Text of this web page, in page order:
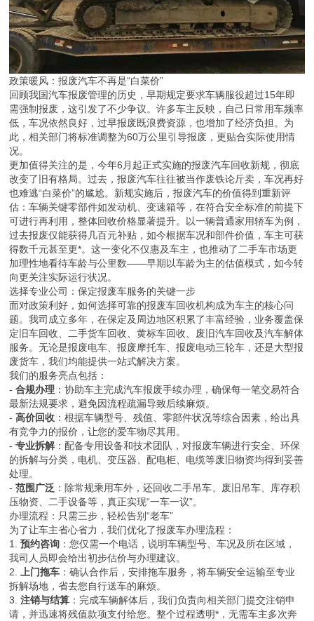
政策暖风：报废汽车不再是“白菜价”
回顾我国汽车报废管理的历史，早期规定要求车辆服役超过15年即
需强制报废，这引发了不少争议。许多车主反映，自己日常用车频率
低，车况依然良好，过早报废既浪费资源，也增加了经济负担。为
此，相关部门将标准调整为60万公里引导报废，更贴合实际使用情
况。
更加值得关注的是，今年6月起正式实施的报废汽车回收新规，彻底
改变了旧有格局。过去，报废汽车往往被当作废铁论斤卖，车况再好
也难逃“白菜价”的尴尬。新规实施后，报废汽车的价值得到重新评
估：车辆关键零部件如发动机、变速箱等，在符合安全标准的前提下
可进行再利用，整体回收价格显著提升。以一辆普通家用轿车为例，
过去报废仅能获得几百元补贴，如今根据车况和部件价值，车主可获
得数千元甚至更*。这一变化不仅惠及车主，也推动了二手车市场更
加理性地看待车龄与公里数——早期以车龄为主的估值模式，如今转
向更关注实际运行状况。
选择专业公司：保定报废车服务的关键一步
面对政策利好，如何选择可靠的报废车回收机构成为车主的核心问
题。我司成立多年，在保定及周边地区积累了丰富经验，业务覆盖保
定旧车回收、二手货车回收、黄标车回收、废旧汽车回收及汽车解体
服务。无论是报废电车、报废摩托车、报废电动三轮车，还是大型报
废货车，我们均能提供一站式解决方案。
我们的服务亮点包括：
-合规办理 ：协助车主完成汽车报废手续办理，确保每一笔交易符合
最新法规要求，避免因流程疏漏导致后续麻烦。
-高价回收 ：根据车辆型号、残值、零部件状况等综合因素，给出具
有竞争力的报价，让您的爱车物尽其用。
-专业拆解：配备专用设备和技术团队，对报废车辆进行安全、环保
的拆解与分类，电机、变压器、配电柜、电缆等废旧物资均得到妥善
处理。
-范围广泛 ：除常规乘用车外，还回收二手吊车、废旧吊车、库存积
压物资、二手设备等，真正实现“一车一议”。
办理流程：只需三步，轻松告别“老车”
为了让车主省心省力，我们优化了报废车办理流程：
1.预约咨询 ：您仅需一个电话，说明车辆型号、车况及所在区域，
我司人员即会给出初步估价与办理建议。
2.
上门拖车 ：确认合作后，安排拖车服务，将车辆安全运输至专业
拆解场地，省去您自行送车的麻烦。
3.注销与结算 ：完成车辆解体后，我们负责向相关部门提交注销申
请，并迅速将残值款项支付给您。整个过程透明*，无需车主多次奔